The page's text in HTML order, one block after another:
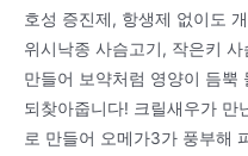
호성 증진제, 항생제 없이도
위시낙종 사슴고기, 작은키
만들어 보약처럼 영양이 듬뿍
되찾아줍니다! 크릴새우가 만
로 만들어 오메가3가 풍부해